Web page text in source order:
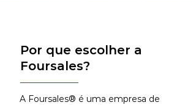
Por que escolher a
Foursales?
A Foursales® é uma empresa de